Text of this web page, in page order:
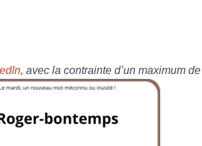
, avec la contrainte d’un maximum